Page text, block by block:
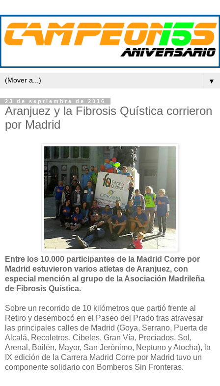
▼
23 de septiembre de 2016
Aranjuez y la Fibrosis Quística corrieron
por Madrid
Entre los 10.000 participantes de la Madrid Corre por
Madrid estuvieron varios atletas de Aranjuez, con
especial mención al grupo de la Asociación Madrileña
de Fibrosis Quística.
Sobre un recorrido de 10 kilómetros que partió frente al
Retiro y desembocó en el Paseo del Prado tras atravesar
las principales calles de Madrid (Goya, Serrano, Puerta de
Alcalá, Recoletros, Cibeles, Gran Vía, Preciados, Sol,
Arenal, Bailén, Mayor, San Jerónimo, Neptuno y Atocha), la
IX edición de la Carrera Madrid Corre por Madrid tuvo un
componente solidario con Bomberos Sin Fronteras.